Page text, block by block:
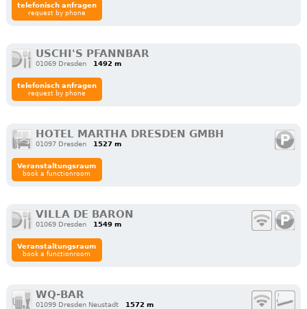
telefonisch anfragen
request by phone
USCHI'S PFANNBAR
01069 Dresden 1492 m
telefonisch anfragen
request by phone
HOTEL MARTHA DRESDEN GMBH
01097 Dresden 1527 m
Veranstaltungsraum
book a functionroom
VILLA DE BARON
01069 Dresden 1549 m
Veranstaltungsraum
book a functionroom
WQ-BAR
01099 Dresden Neustadt 1572 m